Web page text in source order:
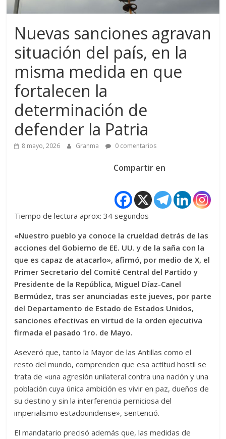
Nuevas sanciones agravan
situación del país, en la
misma medida en que
fortalecen la
determinación de
defender la Patria
8 mayo, 2026 Granma 0 comentarios
Compartir en
Tiempo de lectura aprox: 34 segundos
«Nuestro pueblo ya conoce la crueldad detrás de las
acciones del Gobierno de EE. UU. y de la saña con la
que es capaz de atacarlo», afirmó, por medio de X, el
Primer Secretario del Comité Central del Partido y
Presidente de la República, Miguel Díaz-Canel
Bermúdez, tras ser anunciadas este jueves, por parte
del Departamento de Estado de Estados Unidos,
sanciones efectivas en virtud de la orden ejecutiva
firmada el pasado 1ro. de Mayo.
Aseveró que, tanto la Mayor de las Antillas como el
resto del mundo, comprenden que esa actitud hostil se
trata de «una agresión unilateral contra una nación y una
población cuya única ambición es vivir en paz, dueños de
su destino y sin la interferencia perniciosa del
imperialismo estadounidense», sentenció.
El mandatario precisó además que, las medidas de